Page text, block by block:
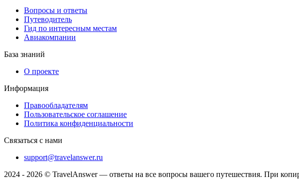
Вопросы и ответы
Путеводитель
Гид по интересным местам
Авиакомпании
База знаний
О проекте
Информация
Правообладателям
Пользовательское соглашение
Политика конфиденциальности
Связаться с нами
support@travelanswer.ru
2024 - 2026 © TravelAnswer — ответы на все вопросы вашего путешествия. При